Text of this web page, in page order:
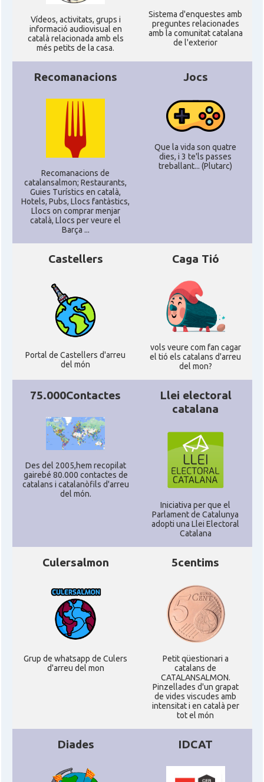
Ví­deos, activitats, grups i
informació audiovisual en
català relacionada amb els
més petits de la casa.
Sistema d'enquestes amb
preguntes relacionades
amb la comunitat catalana
de l'exterior
Recomanacions
Recomanacions de
catalansalmon; Restaurants,
Guies Turístics en català,
Hotels, Pubs, Llocs fantàstics,
Llocs on comprar menjar
català, Llocs per veure el
Barça ...
Jocs
Que la vida son quatre
dies, i 3 te'ls passes
treballant... (Plutarc)
Castellers
Portal de Castellers d'arreu
del món
Caga Tió
vols veure com fan cagar
el tió els catalans d'arreu
del mon?
75.000Contactes
Des del 2005,hem recopilat
gairebé 80.000 contactes de
catalans i catalanòfils d'arreu
del món.
Llei electoral
catalana
Iniciativa per que el
Parlament de Catalunya
adopti una Llei Electoral
Catalana
Culersalmon
Grup de whatsapp de Culers
d'arreu del mon
5centims
Petit qüestionari a
catalans de
CATALANSALMON.
Pinzellades d'un grapat
de vides viscudes amb
intensitat i en català per
tot el món
Diades IDCAT